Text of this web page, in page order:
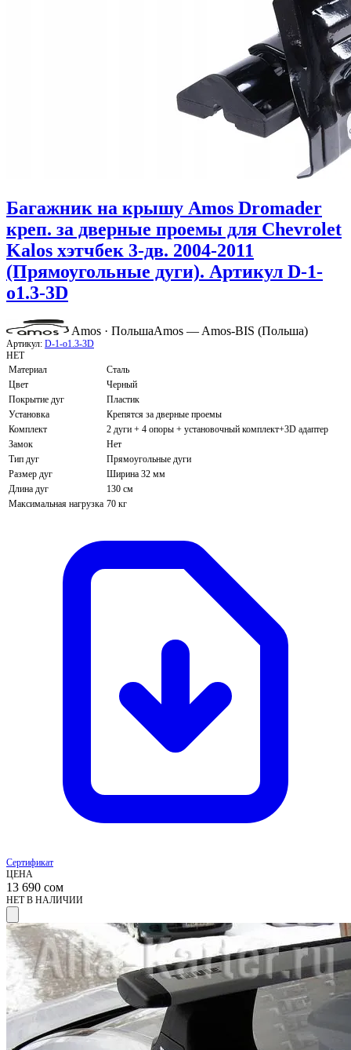
Багажник на крышу Amos Dromader
креп. за дверные проемы для Chevrolet
Kalos хэтчбек 3-дв. 2004-2011
(Прямоугольные дуги). Артикул D-1-
o1.3-3D
Amos · ПольшаAmos — Amos-BIS (Польша)
Артикул: D-1-o1.3-3D
НЕТ
Материал
Сталь
Цвет
Черный
Покрытие дуг
Пластик
Установка
Крепятся за дверные проемы
Комплект
2 дуги + 4 опоры + установочный комплект+3D адаптер
Замок
Нет
Тип дуг
Прямоугольные дуги
Размер дуг
Ширина 32 мм
Длина дуг
130 см
Максимальная нагрузка 70 кг
Сертификат
ЦЕНА
13 690 сом
НЕТ В НАЛИЧИИ